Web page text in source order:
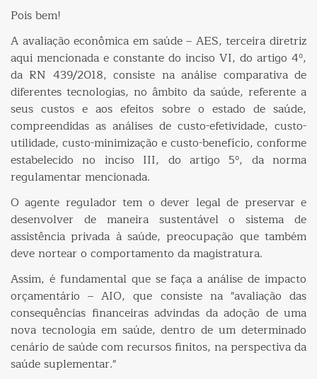
Pois bem!
A avaliação econômica em saúde – AES, terceira diretriz
aqui mencionada e constante do inciso VI, do artigo 4º,
da RN 439/2018, consiste na análise comparativa de
diferentes tecnologias, no âmbito da saúde, referente a
seus custos e aos efeitos sobre o estado de saúde,
compreendidas as análises de custo-efetividade, custo-
utilidade, custo-minimização e custo-benefício, conforme
estabelecido no inciso III, do artigo 5º, da norma
regulamentar mencionada.
O agente regulador tem o dever legal de preservar e
desenvolver de maneira sustentável o sistema de
assistência privada à saúde, preocupação que também
deve nortear o comportamento da magistratura.
Assim, é fundamental que se faça a análise de impacto
orçamentário – AIO, que consiste na "avaliação das
consequências financeiras advindas da adoção de uma
nova tecnologia em saúde, dentro de um determinado
cenário de saúde com recursos finitos, na perspectiva da
saúde suplementar."